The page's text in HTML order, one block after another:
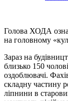
Голова ХОДА
на головному
Зараз на
близько 150
оздоблювачі.
складну частину
ліпнини в